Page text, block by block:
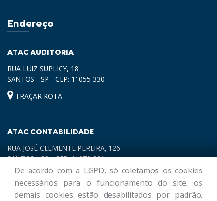
Endereço
ATAC AUDITORIA
RUA LUIZ SUPLICY, 18
SANTOS - SP - CEP: 11055-330
TRAÇAR ROTA
ATAC CONTABILIDADE
RUA JOSÉ CLEMENTE PEREIRA, 126
SANTOS - SP - CEP: 11070-321
TRAÇAR ROTA
De acordo com a LGPD, só coletamos os cookies
necessários para o funcionamento do site, os
demais cookies estão desabilitados por padrão.